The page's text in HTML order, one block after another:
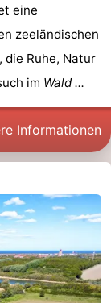
eine
zeeländischen
Ruhe, Natur
im Wald ...
Informationen